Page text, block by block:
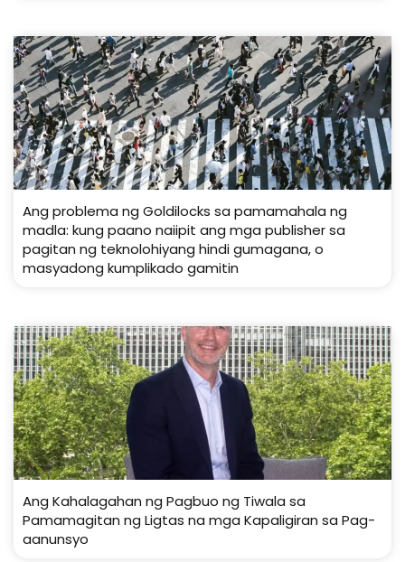
Ang problema ng Goldilocks sa pamamahala ng
madla: kung paano naiipit ang mga publisher sa
pagitan ng teknolohiyang hindi gumagana, o
masyadong kumplikado gamitin
Ang Kahalagahan ng Pagbuo ng Tiwala sa
Pamamagitan ng Ligtas na mga Kapaligiran sa Pag-
aanunsyo